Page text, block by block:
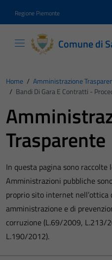
Regione Piemonte
Comune di
Home / Amministrazione
/ Bandi Di Gara E Contratti -
Trasparente
In questa pagina sono
Amministrazioni pubbliche
proprio sito internet nell’ottica
amministrazione e di
corruzione (L.69/2009, L.213/
L.190/2012).